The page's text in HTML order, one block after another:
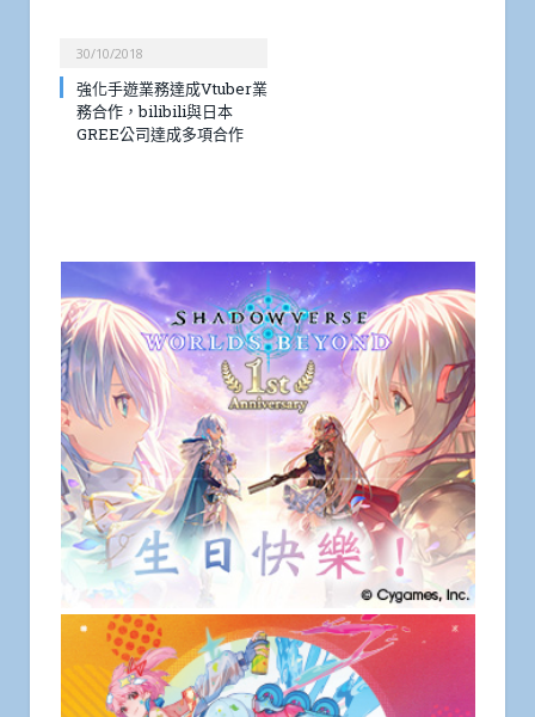
30/10/2018
強化手遊業務達成Vtuber業
務合作，bilibili與日本
GREE公司達成多項合作